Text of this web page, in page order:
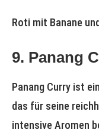
Roti mit Banane
9. Panang
Panang Curry ist
das für seine
intensive Aromen